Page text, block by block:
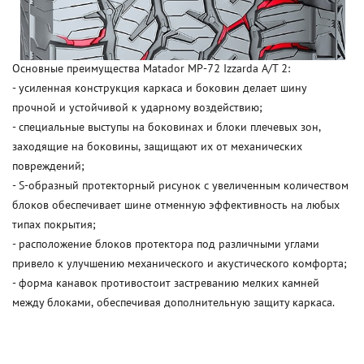
Основные преимущества Matador MP-72 Izzarda A/T 2:
- усиленная конструкция каркаса и боковин делает шину
прочной и устойчивой к ударному воздействию;
- специальные выступы на боковинах и блоки плечевых зон,
заходящие на боковины, защищают их от механических
повреждений;
- S-образный протекторный рисунок с увеличенным количеством
блоков обеспечивает шине отменную эффективность на любых
типах покрытия;
- расположение блоков протектора под различными углами
привело к улучшению механического и акустического комфорта;
- форма канавок противостоит застреванию мелких камней
между блоками, обеспечивая дополнительную защиту каркаса.